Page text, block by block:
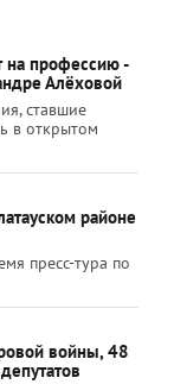
на профессию -
Алёховой
ставшие
в открытом
районе
пресс-тура по
войны, 48